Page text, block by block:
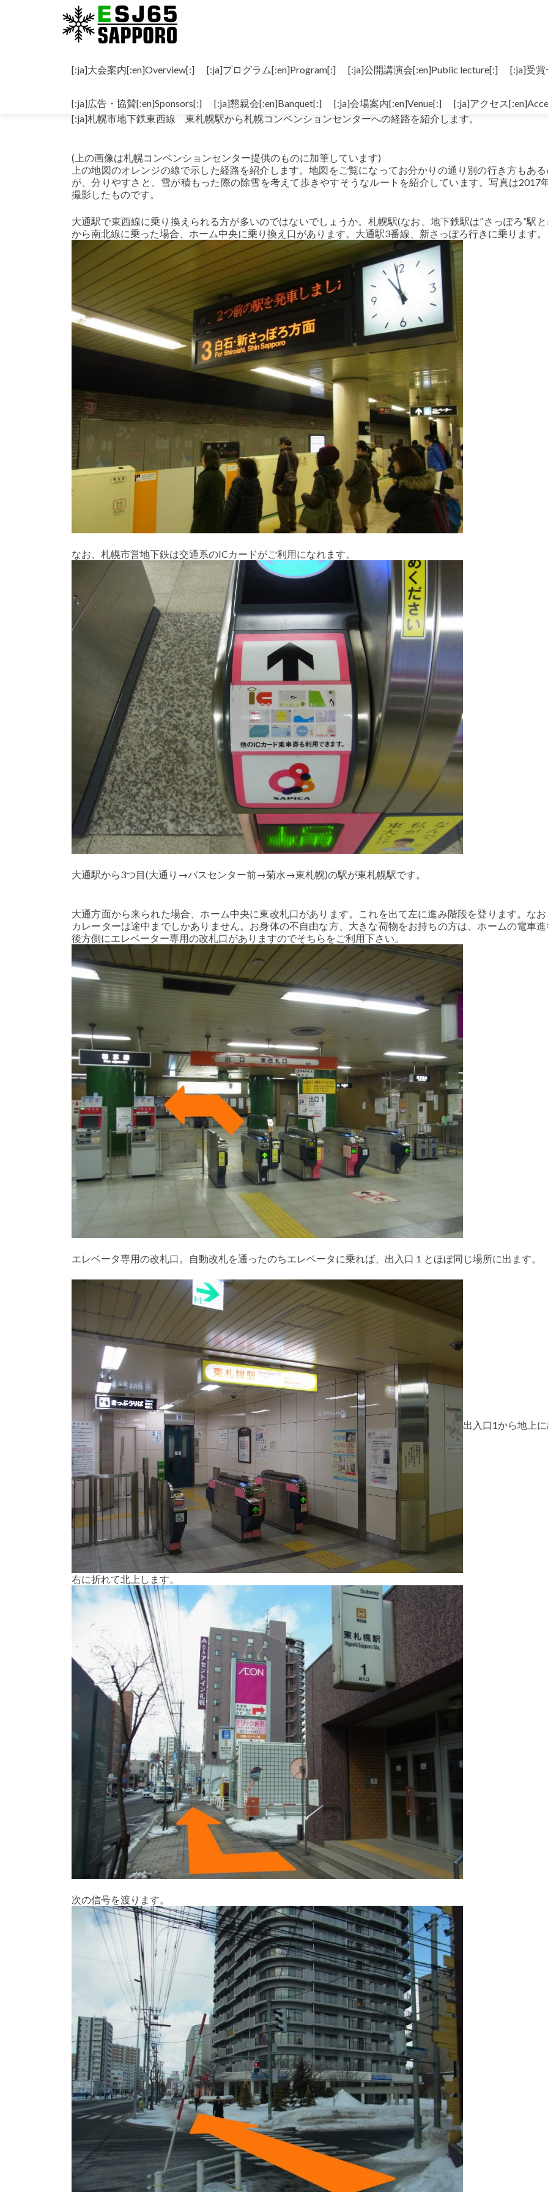
[:ja]大会案内[:en]Overview[:]
[:ja]プログラム[:en]Program[:] [:ja]公開講演会[:en]Public lecture[:] [:ja]受賞
[:ja]広告・協賛[:en]Sponsors[:] [:ja]懇親会[:en]Banquet[:] [:ja]会場案内[:en]Venue[:] [:ja]アクセス
[:ja]札幌市地下鉄東西線 東札幌駅から札幌コンベンションセンターへの経路を紹介します。
(上の画像は札幌コンベンションセンター提供のものに加筆しています)
上の地図のオレンジの線で示した経路を紹介します。地図をご覧になってお分かりの通り別の行き方もあ
が、分りやすさと、雪が積もった際の除雪を考えて歩きやすそうなルートを紹介しています。写真は2017
撮影したものです。
大通駅で東西線に乗り換えられる方が多いのではないでしょうか。札幌駅(なお、地下鉄駅は”さっぽろ”駅
から南北線に乗った場合、ホーム中央に乗り換え口があります。大通駅3番線、新さっぽろ行きに乗ります。
なお、札幌市営地下鉄は交通系のICカードがご利用になれます。
大通駅から3つ目(大通り→バスセンター前→菊水→東札幌)の駅が東札幌駅です。
大通方面から来られた場合、ホーム中央に東改札口があります。これを出て左に進み階段を登ります。な
カレーターは途中までしかありません。お身体の不自由な方、大きな荷物をお持ちの方は、ホームの電車
後方側にエレベーター専用の改札口がありますのでそちらをご利用下さい。
エレベータ専用の改札口。自動改札を通ったのちエレベータに乗れば、出入口１とほぼ同じ場所に出ます。
出入口1から地上
右に折れて北上します。
次の信号を渡ります。